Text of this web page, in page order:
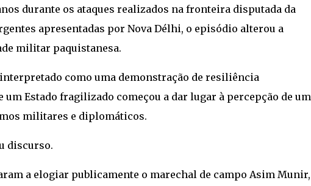
durante os ataques realizados na fronteira disputada da
apresentadas por Nova Délhi, o episódio alterou a
militar paquistanesa.
como uma demonstração de resiliência
um Estado fragilizado começou a dar lugar à percepção de um
militares e diplomáticos.
discurso.
a elogiar publicamente o marechal de campo Asim Munir,